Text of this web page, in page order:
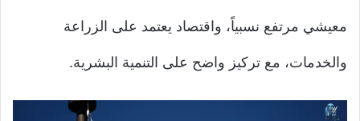
معيشي مرتفع نسبياً، واقتصاد يعتمد على الزراعة
والخدمات، مع تركيز واضح على التنمية البشرية.